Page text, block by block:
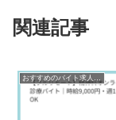
関連記事
おすすめのバイト求人情報